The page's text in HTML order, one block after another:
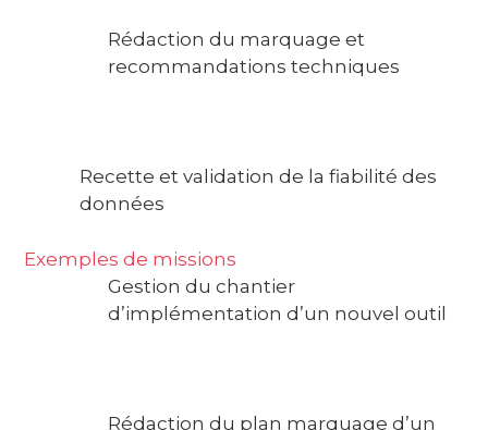
Rédaction du marquage et
recommandations techniques
Recette et validation de la fiabilité des
données
Exemples de missions
Gestion du chantier
d’implémentation d’un nouvel outil
Rédaction du plan marquage d’un